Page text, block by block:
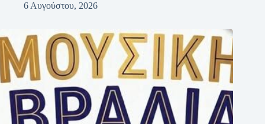
6 Αυγούστου, 2026